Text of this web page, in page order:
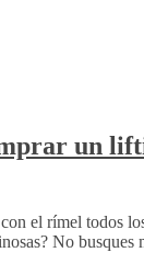
un
el rímel todos
No busques